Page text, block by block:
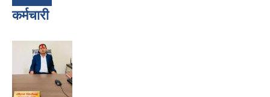
कर्मचारी